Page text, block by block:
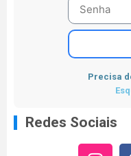
Precisa
Redes Sociais